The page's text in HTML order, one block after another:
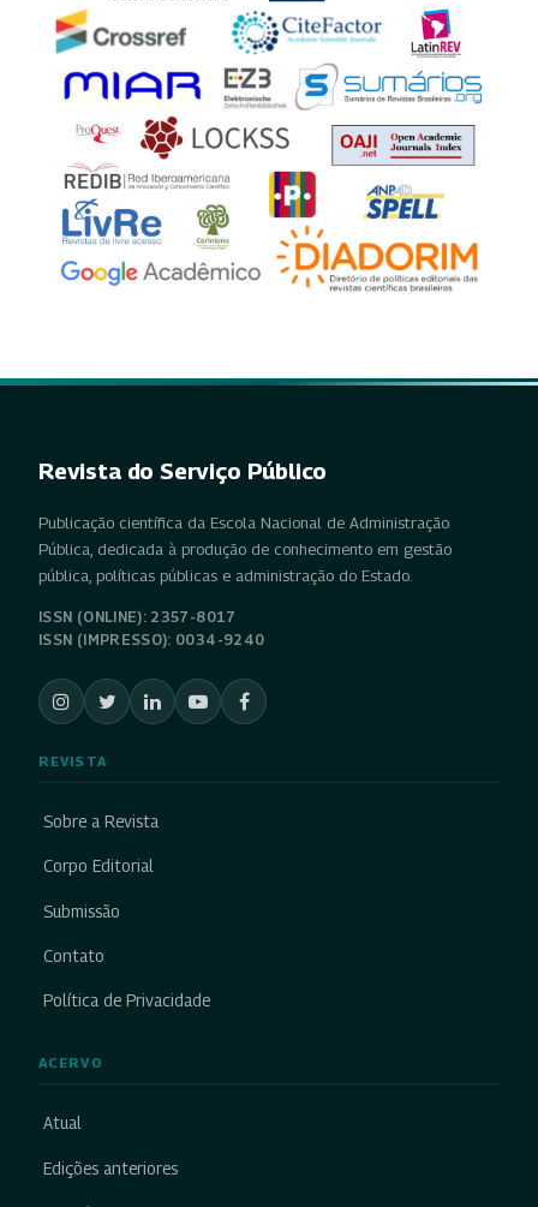
Revista do Serviço Público
Publicação científica da Escola Nacional de Administração
Pública, dedicada à produção de conhecimento em gestão
pública, políticas públicas e administração do Estado.
ISSN (ONLINE): 2357-8017
ISSN (IMPRESSO): 0034-9240
REVISTA
Sobre a Revista
Corpo Editorial
Submissão
Contato
Política de Privacidade
ACERVO
Atual
Edições anteriores